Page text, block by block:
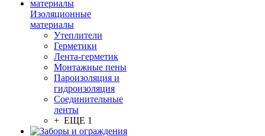
Изоляционные
материалы
Утеплители
Герметики
Лента-герметик
Монтажные пены
Пароизоляция и
гидроизоляция
Соединительные
ленты
+ ЕЩЕ 1